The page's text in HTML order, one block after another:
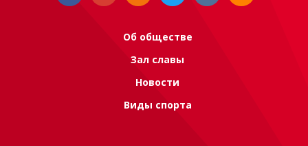
Об обществе
Зал славы
Новости
Виды спорта